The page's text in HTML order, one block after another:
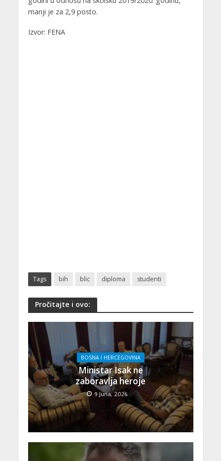
manji je za 2,9 posto.
Izvor: FENA
Tags bih blic diploma studenti
Pročitajte i ovo:
BOSNA I HERCEGOVINA
Ministar Isak ne
zaboravlja heroje
9 Juna, 2026